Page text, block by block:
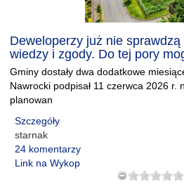
Deweloperzy już nie sprawdzą
wiedzy i zgody. Do tej pory
Gminy dostały dwa dodatkowe
Nawrocki podpisał 11 czerwca 2026 r.
planowan
Szczegóły
starnak
24 komentarzy
Link na Wykop